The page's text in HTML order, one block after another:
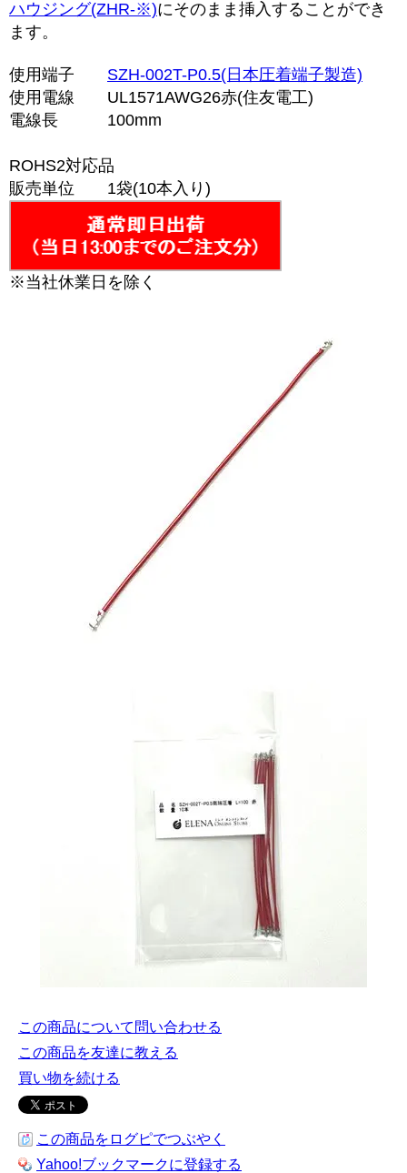
ハウジング(ZHR-※)にそのまま挿入することができ
ます。
使用端子 SZH-002T-P0.5(日本圧着端子製造)
使用電線 UL1571AWG26赤(住友電工)
電線長 100mm
ROHS2対応品
販売単位 1袋(10本入り)
※当社休業日を除く
この商品について問い合わせる
この商品を友達に教える
買い物を続ける
この商品をログピでつぶやく
Yahoo!ブックマークに登録する